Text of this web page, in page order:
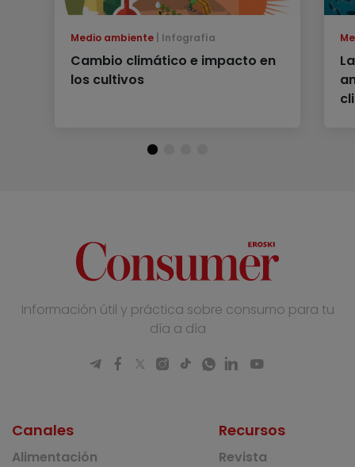
Medio ambiente Infografía
Cambio climático e impacto en
los cultivos
Información útil y práctica sobre consumo para tu
día a día
Canales
Alimentación
Recursos
Revista